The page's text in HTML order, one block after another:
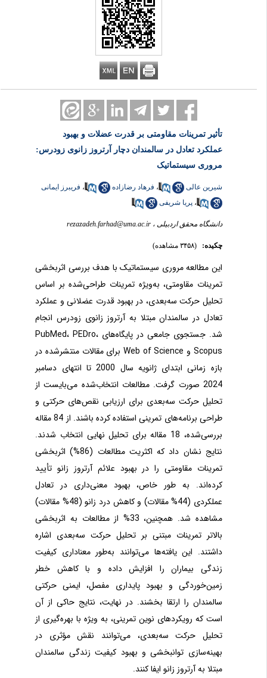
تأثیر تمرینات مقاومتی بر قدرت عضلات و بهبود
عملکرد تعادل در سالمندان دچار آرتروز زانوی زودرس:
مروری سیستماتیک
شیرین عالی ،فرهاد رضازاده ،فریبرز ایمانی
،پریا شریفی
دانشگاه محقق اردبیلی ،rezazadeh.farhad@uma.ac.ir
چکیده: (۳۴۵۸ مشاهده)
این مطالعه مروری سیستماتیک با هدف بررسی اثربخشی
تمرینات مقاومتی، به‌ویژه تمرینات طراحی‌شده بر اساس
تحلیل حرکت سه‌بعدی، در بهبود قدرت عضلانی و عملکرد
تعادل در سالمندان مبتلا به آرتروز زانوی زودرس انجام
شد. جستجوی جامعی در پایگاه‌هایPubMed ،PEDro،
Scopus وWeb of Science
برای مقالات منتشرشده در
بازه زمانی ابتدای ژانویه سال 2000 تا انتهای دسامبر
2024 صورت گرفت. مطالعات انتخاب‌شده می‌بایست از
تحلیل حرکت سه‌بعدی برای ارزیابی نقص‌های حرکتی و
طراحی برنامه‌های تمرینی استفاده کرده باشند. از 84 مقاله
بررسی‌شده، 18 مقاله برای تحلیل نهایی انتخاب شدند.
نتایج نشان داد که اکثریت مطالعات (86%) اثربخشی
تمرینات مقاومتی را در بهبود علائم آرتروز زانو تأیید
کرده‌اند. به طور خاص، بهبود معنی‌داری در تعادل
عملکردی (44% مقالات) و کاهش درد زانو (48% مقالات)
مشاهده شد. همچنین، 33% از مطالعات به اثربخشی
بالاتر تمرینات مبتنی بر تحلیل حرکت سه‌بعدی اشاره
داشتند. این یافته‌ها می‌توانند به‌طور معناداری کیفیت
زندگی بیماران را افزایش داده و با کاهش خطر
زمین‌خوردگی و بهبود پایداری مفصل، ایمنی حرکتی
سالمندان را ارتقا بخشند.در نهایت، نتایج حاکی از آن
است که رویکردهای نوین تمرینی، به ویژه با بهره‌گیری از
تحلیل حرکت سه‌بعدی، می‌توانند نقش مؤثری در
بهینه‌سازی توانبخشی و بهبود کیفیت زندگی سالمندان
مبتلا به آرتروز زانو ایفا کنند.